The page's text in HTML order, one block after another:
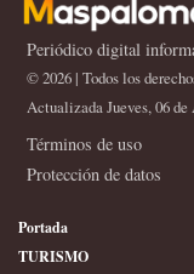
Periódico digital
© 2026 | Todos los
Actualizada Jueves, 06 de
Términos de uso
Protección de datos
Portada
TURISMO